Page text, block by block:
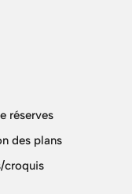
réserves
des plans
croquis